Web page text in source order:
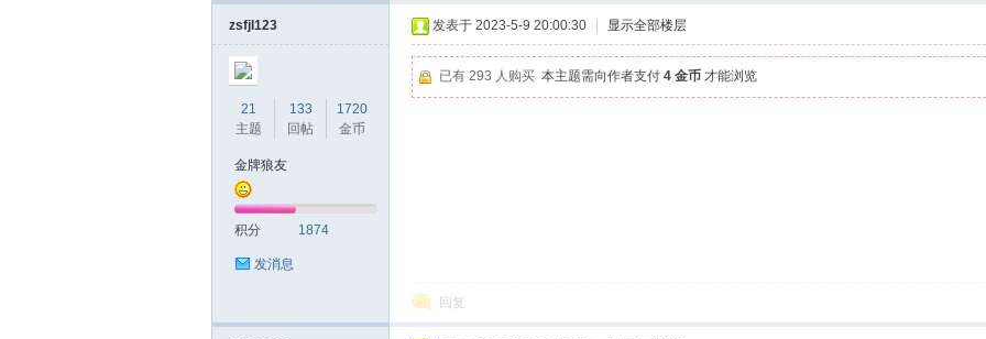
zsfjl123
21
主题
133
回帖
1720
金币
金牌狼友
积分 1874
发消息
发表于 2023-5-9 20:00:30 显示全部楼层
已有 293 人购买 本主题需向作者支付 4 金币 才能浏览
回复